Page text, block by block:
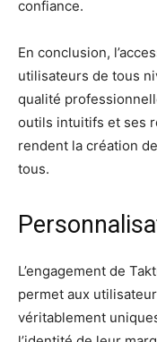
confiance.
En conclusion,
utilisateurs de tous
qualité
outils intuitifs et ses
rendent la création
tous.
L’engagement de
permet aux
véritablement